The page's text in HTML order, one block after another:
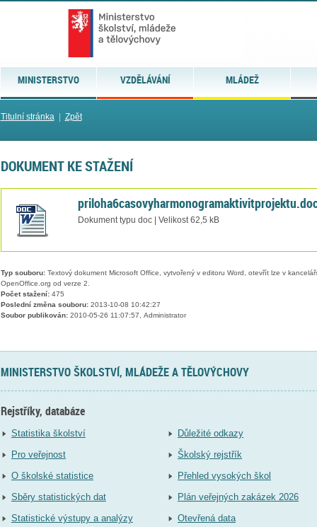
MINISTERSTVO VZDĚLÁVÁNÍ MLÁDEŽ
Titulní stránka| Zpět
DOKUMENT KE STAŽENÍ
Dokument typu doc | Velikost 62,5 kB
Typ souboru:Textový dokument Microsoft Office, vytvořený v editoru Word, otevřít lze v
OpenOffice.org od verze 2.
Počet stažení:475
Poslední změna souboru:2013-10-08 10:42:27
Soubor publikován:2010-05-26 11:07:57, Administrator
MINISTERSTVO ŠKOLSTVÍ, MLÁDEŽE A TĚLOVÝCHOVY
Rejstříky, databáze
Statistika školství
Pro veřejnost
O školské statistice
Sběry statistických dat
Statistické výstupy a analýzy
Důležité odkazy
Školský rejstřík
Přehled vysokých škol
Plán veřejných zakázek 2026
Otevřená data